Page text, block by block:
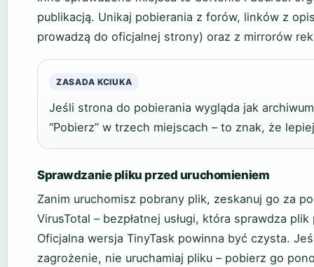
publikacją. Unikaj pobierania z forów, linków z
prowadzą do oficjalnej strony) oraz z mirrorów
ZASADA KCIUKA
Jeśli strona do pobierania wygląda jak
“Pobierz” w trzech miejscach – to znak, że
Sprawdzanie pliku przed uruchomieniem
Zanim uruchomisz pobrany plik, zeskanuj go za
VirusTotal – bezpłatnej usługi, która sprawdza
Oficjalna wersja TinyTask powinna być czysta.
zagrożenie, nie uruchamiaj pliku – pobierz go